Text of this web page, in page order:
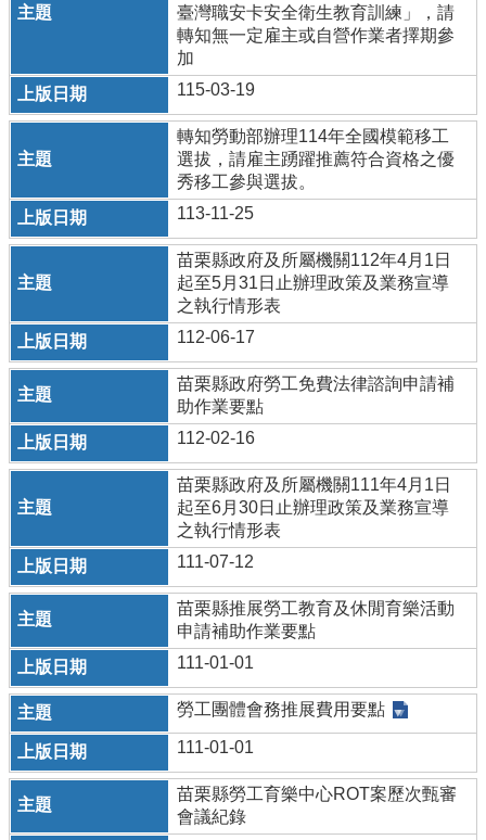
規
性
別
平
等
專
區
勞
教
專
區
青
專
刊
網
導
覽
回
頁
隱
私
權
宣
告
臺灣職安卡安全衛生教育訓練」，請
轉知無一定雇主或自營作業者擇期參
加
115-03-19
轉知勞動部辦理114年全國模範移工
選拔，請雇主踴躍推薦符合資格之優
秀移工參與選拔。
113-11-25
苗栗縣政府及所屬機關112年4月1日
起至5月31日止辦理政策及業務宣導
之執行情形表
112-06-17
苗栗縣政府勞工免費法律諮詢申請補
助作業要點
112-02-16
苗栗縣政府及所屬機關111年4月1日
起至6月30日止辦理政策及業務宣導
之執行情形表
111-07-12
苗栗縣推展勞工教育及休閒育樂活動
申請補助作業要點
111-01-01
勞工團體會務推展費用要點
111-01-01
苗栗縣勞工育樂中心ROT案歷次甄審
會議紀錄